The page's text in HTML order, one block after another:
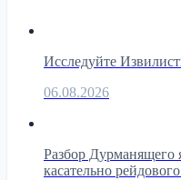
Исследуйте
06.08.2026
Разбор Дурманящего
касательно